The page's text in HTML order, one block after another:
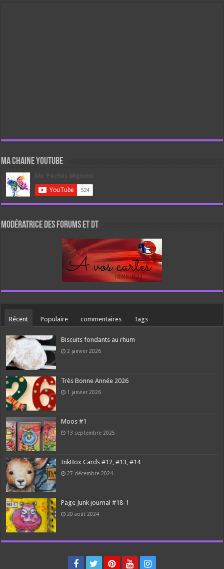
Ma chaine Youtube
Modératrice des forums et DT
Récent Populaire commentaires Tags
Biscuits fondants au rhum
2 janvier 2026
Très Bonne Année 2026
1 janvier 2026
Moos #1
13 septembre 2025
InkBox Cards #12, #13, #14
27 décembre 2024
Page Junk journal #18-1
20 août 2024